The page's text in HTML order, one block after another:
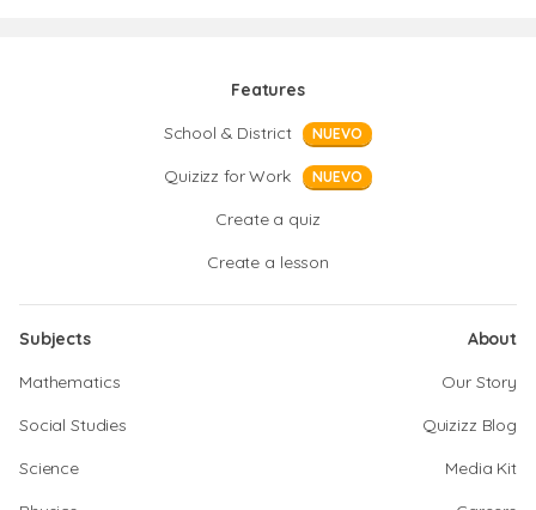
Features
School & District
NUEVO
Quizizz for Work NUEVO
Create a quiz
Create a lesson
Subjects
Mathematics
Social Studies
Science
About
Our Story
Quizizz Blog
Media Kit